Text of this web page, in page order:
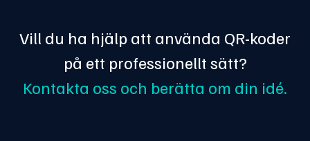
Vill du ha hjälp att använda QR-koder
på ett professionellt sätt?
Kontakta oss och berätta om din idé.